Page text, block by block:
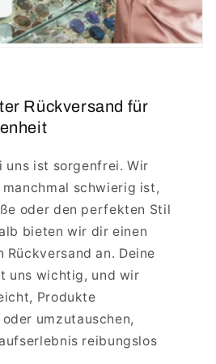
Rückversand für
uns ist sorgenfrei. Wir
manchmal schwierig ist,
oder den perfekten Stil
bieten wir dir einen
an. Deine
uns wichtig, und wir
Produkte
umzutauschen,
reibungslos